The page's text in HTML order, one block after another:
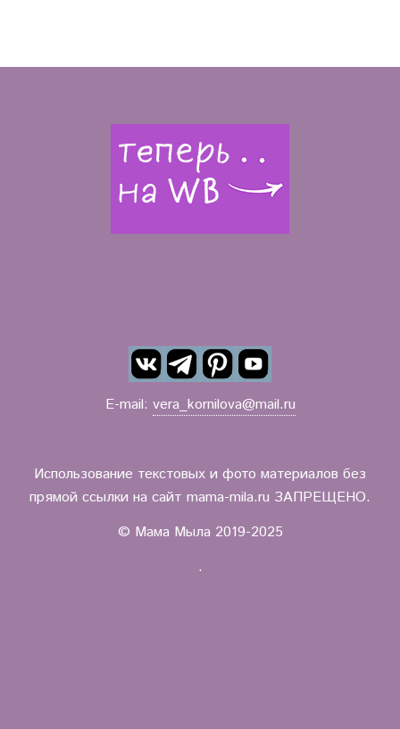
E-mail: vera_kornilova@mail.ru
Использование текстовых и фото материалов без
прямой ссылки на сайт mama-mila.ru ЗАПРЕЩЕНО.
© Мама Мыла 2019-2025
.